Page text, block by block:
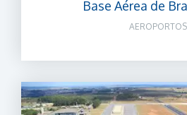
Base Aérea de
AEROPORTOS